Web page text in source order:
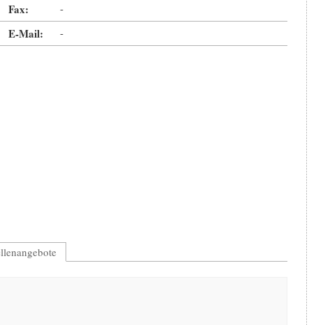
Fax: -
E-Mail: -